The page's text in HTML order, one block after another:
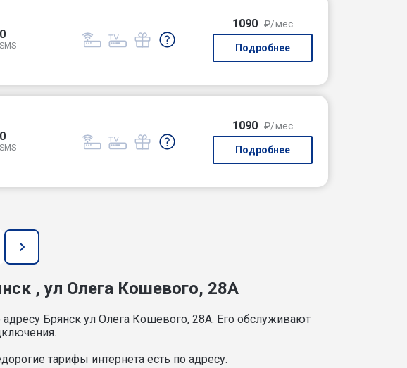
0
SMS
1090 ₽/мес
Подробнее
0
SMS
1090 ₽/мес
Подробнее
, ул Олега Кошевого, 28А
Брянск ул Олега Кошевого, 28А. Его обслуживают
тарифы интернета есть по адресу.